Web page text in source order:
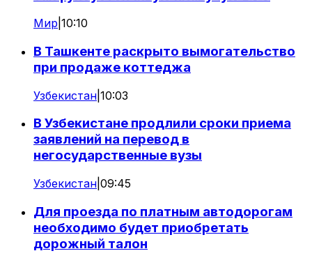
Мир 10:10
В Ташкенте раскрыто вымогательство
при продаже коттеджа
Узбекистан 10:03
В Узбекистане продлили сроки приема
заявлений на перевод в
негосударственные вузы
Узбекистан 09:45
Для проезда по платным автодорогам
необходимо будет приобретать
дорожный талон